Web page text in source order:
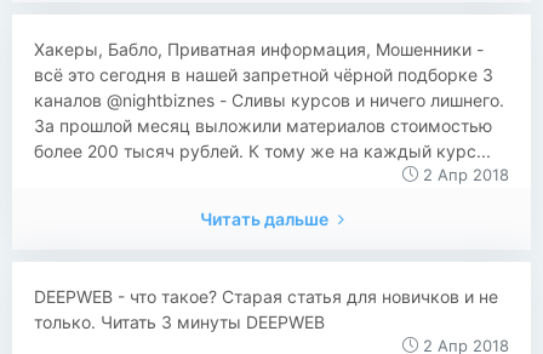
Хакеры, Бабло, Приватная информация, Мошенники -
всё это сегодня в нашей запретной чёрной подборке 3
каналов @nightbiznes - Сливы курсов и ничего лишнего.
За прошлой месяц выложили материалов стоимостью
более 200 тысяч рублей. К тому же на каждый курс...
2 Апр 2018
Читать дальше
DEEPWEB - что такое? Старая статья для новичков и не
только. Читать 3 минуты DEEPWEB
2 Апр 2018